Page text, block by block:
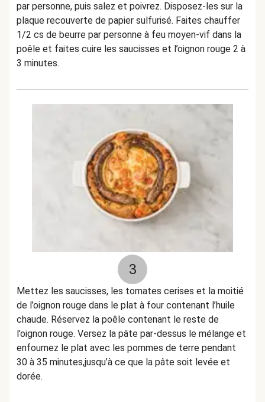
par personne, puis salez et poivrez. Disposez-les sur la
plaque recouverte de papier sulfurisé. Faites chauffer
1/2 cs de beurre par personne à feu moyen-vif dans la
poêle et faites cuire les saucisses et l’oignon rouge 2 à
3 minutes.
3
Mettez les saucisses, les tomates cerises et la moitié
de l’oignon rouge dans le plat à four contenant l’huile
chaude. Réservez la poêle contenant le reste de
l’oignon rouge. Versez la pâte par-dessus le mélange et
enfournez le plat avec les pommes de terre pendant
30 à 35 minutes,jusqu’à ce que la pâte soit levée et
dorée.